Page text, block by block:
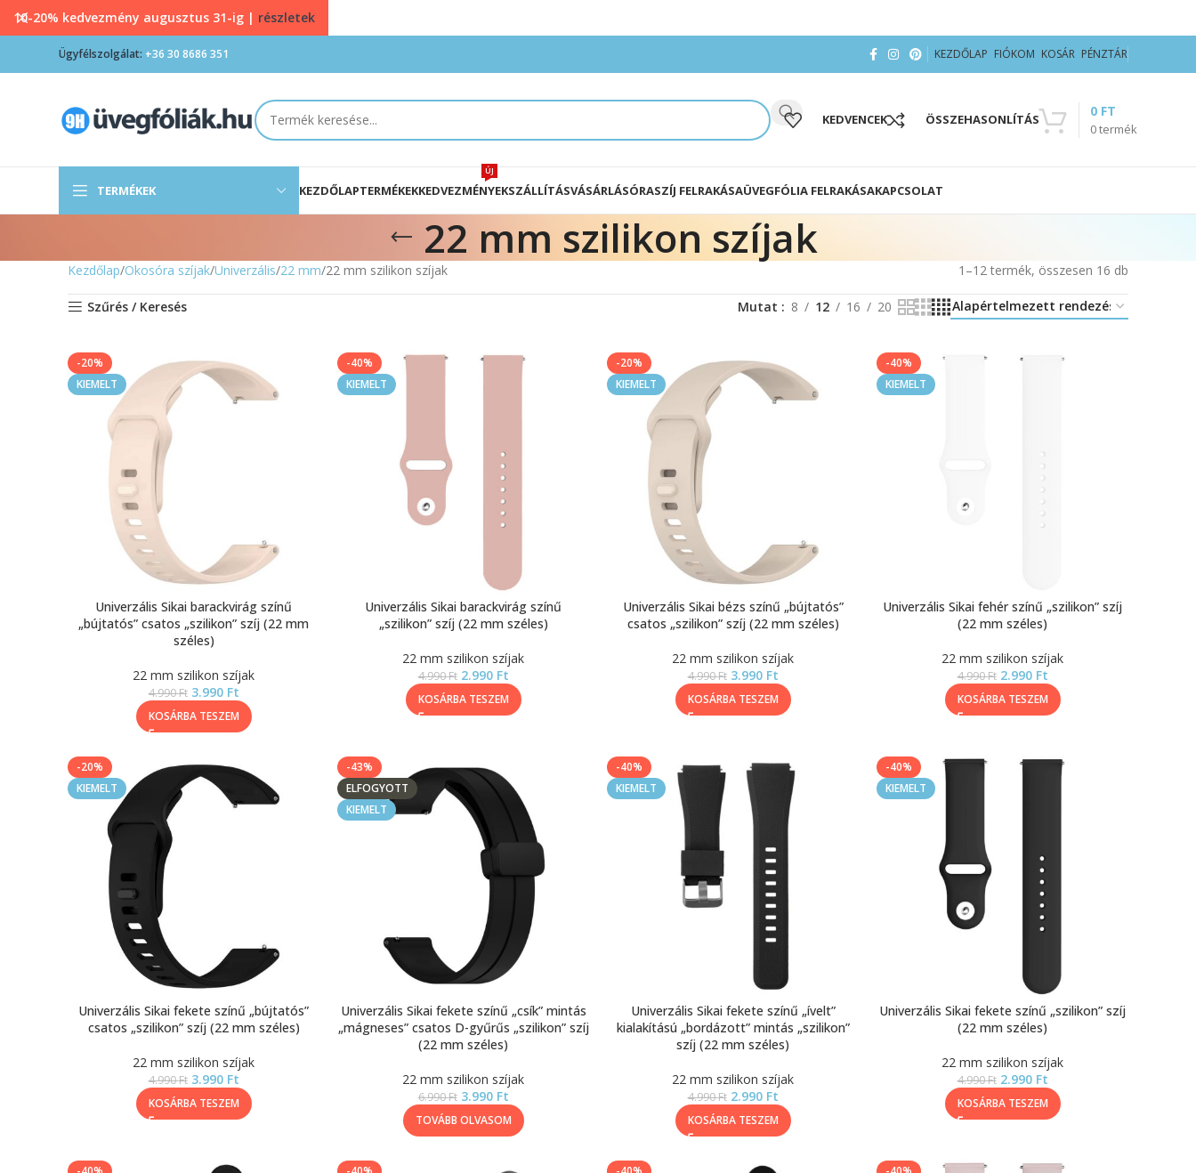
Ügyfélszolgálat: +36 30 8686 351 KEZDŐLAP FIÓKOM KOSÁR PÉNZTÁR
KEDVENCEK ÖSSZEHASONLÍTÁS
0termék
0 FT
TERMÉKEK KEZDŐLAPTERMÉKEKKEDVEZMÉNYEK
ÚJ
SZÁLLÍTÁSVÁSÁRLÁSÓRASZÍJ FELRAKÁSAÜVEGFÓLIA FELRAKÁSAKAPCSOLAT
22 mm szilikon szíjak
Kezdőlap Okosóra szíjak Univerzális 22 mm 22 mm szilikon szíjak 1–12 termék, összesen 16 db
Szűrés / Keresés Mutat 8 12 16 20
-20%
KIEMELT
Univerzális Sikai barackvirág színű
„bújtatós” csatos „szilikon” szíj (22 mm
széles)
22 mm szilikon szíjak
4.990Ft 3.990 Ft
KOSÁRBA TESZEM
-40%
KIEMELT
Univerzális Sikai barackvirág színű
„szilikon” szíj (22 mm széles)
22 mm szilikon szíjak
4.990Ft 2.990 Ft
KOSÁRBA TESZEM
-20%
KIEMELT
Univerzális Sikai bézs színű „bújtatós”
csatos „szilikon” szíj (22 mm széles)
22 mm szilikon szíjak
4.990Ft 3.990 Ft
KOSÁRBA TESZEM
-40%
KIEMELT
Univerzális Sikai fehér színű „szilikon” szíj
(22 mm széles)
22 mm szilikon szíjak
4.990Ft 2.990 Ft
KOSÁRBA TESZEM
-20%
KIEMELT
Univerzális Sikai fekete színű „bújtatós”
csatos „szilikon” szíj (22 mm széles)
22 mm szilikon szíjak
4.990Ft 3.990 Ft
KOSÁRBA TESZEM
-43%
ELFOGYOTT
KIEMELT
Univerzális Sikai fekete színű „csík” mintás
„mágneses” csatos D-gyűrűs „szilikon” szíj
(22 mm széles)
22 mm szilikon szíjak
6.990Ft 3.990 Ft
TOVÁBB OLVASOM
-40%
KIEMELT
Univerzális Sikai fekete színű „ívelt”
kialakítású „bordázott” mintás „szilikon”
szíj (22 mm széles)
22 mm szilikon szíjak
4.990Ft 2.990 Ft
KOSÁRBA TESZEM
-40%
KIEMELT
Univerzális Sikai fekete színű „szilikon” szíj
(22 mm széles)
22 mm szilikon szíjak
4.990Ft 2.990 Ft
KOSÁRBA TESZEM
10-20% kedvezmény augusztus 31-ig | részletek